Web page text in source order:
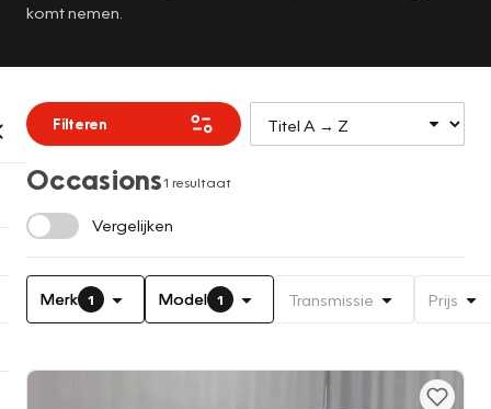
komt nemen.
Filteren
Occasions1 resultaat
Vergelijken
Merk 1 Model 1 Transmissie Prijs